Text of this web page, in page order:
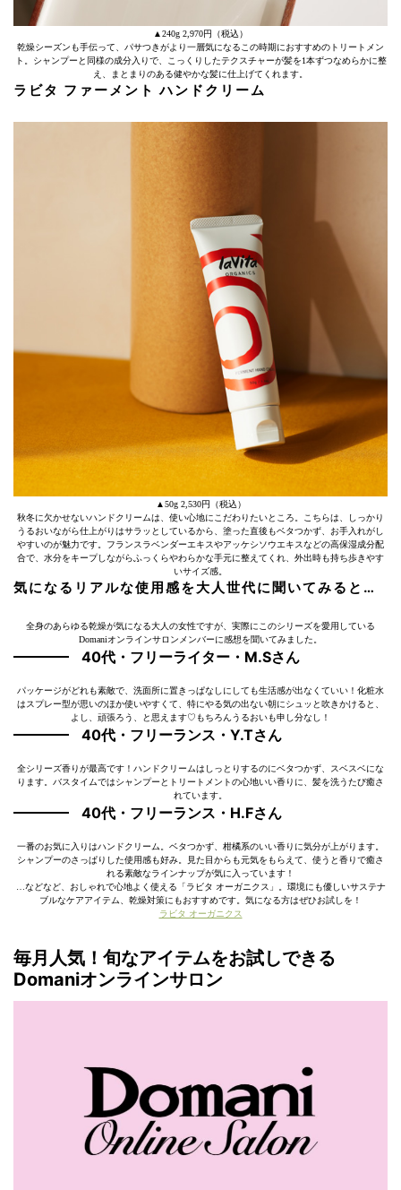
▲240g 2,970円（税込）
乾燥シーズンも手伝って、パサつきがより一層気になるこの時期におすすめのトリートメン
ト。シャンプーと同様の成分入りで、こっくりしたテクスチャーが髪を1本ずつなめらかに整
え、まとまりのある健やかな髪に仕上げてくれます。
ラビタ ファーメント ハンドクリーム
▲50g 2,530円（税込）
秋冬に欠かせないハンドクリームは、使い心地にこだわりたいところ。こちらは、しっかり
うるおいながら仕上がりはサラッとしているから、塗った直後もベタつかず、お手入れがし
やすいのが魅力です。フランスラベンダーエキスやアッケシソウエキスなどの高保湿成分配
合で、水分をキープしながらふっくらやわらかな手元に整えてくれ、外出時も持ち歩きやす
いサイズ感。
気になるリアルな使用感を大人世代に聞いてみると…
全身のあらゆる乾燥が気になる大人の女性ですが、実際にこのシリーズを愛用している
Domaniオンラインサロンメンバーに感想を聞いてみました。
40代・フリーライター・M.Sさん
パッケージがどれも素敵で、洗面所に置きっぱなしにしても生活感が出なくていい！化粧水
はスプレー型が思いのほか使いやすくて、特にやる気の出ない朝にシュッと吹きかけると、
よし、頑張ろう、と思えます♡もちろんうるおいも申し分なし！
40代・フリーランス・Y.Tさん
全シリーズ香りが最高です！ハンドクリームはしっとりするのにベタつかず、スベスベにな
ります。バスタイムではシャンプーとトリートメントの心地いい香りに、髪を洗うたび癒さ
れています。
40代・フリーランス・H.Fさん
一番のお気に入りはハンドクリーム。ベタつかず、柑橘系のいい香りに気分が上がります。
シャンプーのさっぱりした使用感も好み。見た目からも元気をもらえて、使うと香りで癒さ
れる素敵なラインナップが気に入っています！
…などなど、おしゃれで心地よく使える「ラビタ オーガニクス」。環境にも優しいサステナ
ブルなケアアイテム、乾燥対策にもおすすめです。気になる方はぜひお試しを！
ラビタ オーガニクス
毎月人気！旬なアイテムをお試しできる
Domaniオンラインサロン